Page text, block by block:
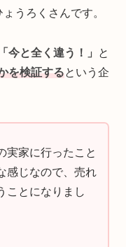
うろくさんです。
「今と全く違う！」
と
を検証するという企
実家に行ったこと
感じなので、売れ
ことになりまし